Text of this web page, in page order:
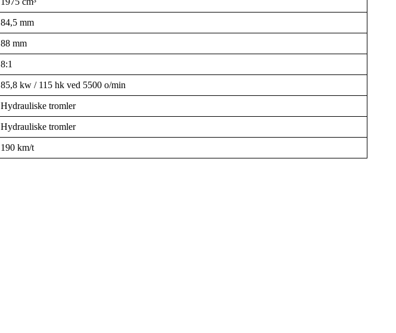
84,5 mm
88 mm
8:1
85,8 kw / 115 hk ved 5500 o/min
Hydrauliske tromler
Hydrauliske tromler
190 km/t